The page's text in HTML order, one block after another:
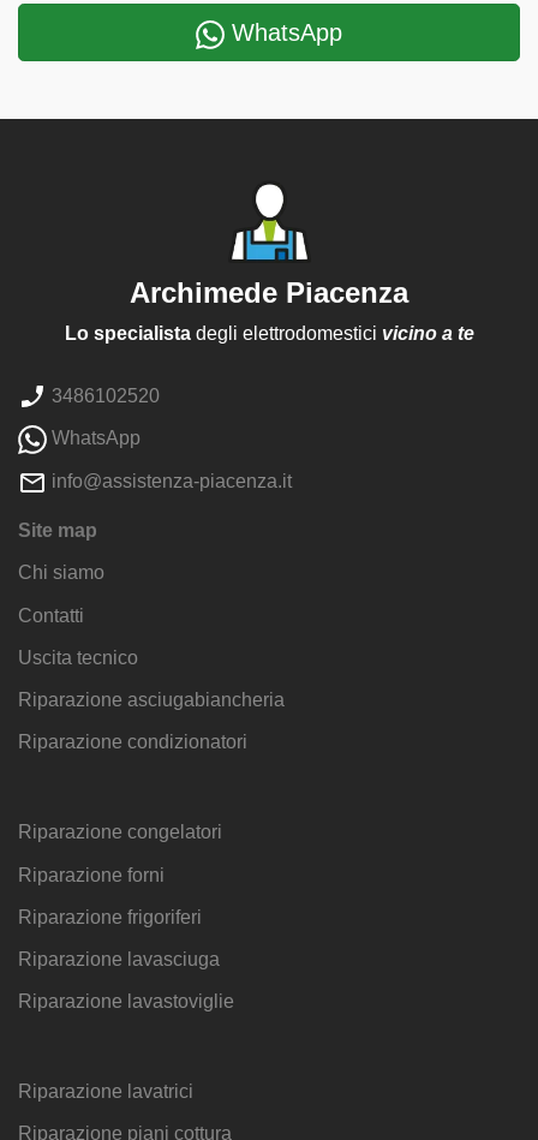
WhatsApp
Archimede Piacenza
Lo specialistadegli elettrodomestici vicino a te
3486102520
WhatsApp
info@assistenza-piacenza.it
Site map
Chi siamo
Contatti
Uscita tecnico
Riparazione asciugabiancheria
Riparazione condizionatori
Riparazione congelatori
Riparazione forni
Riparazione frigoriferi
Riparazione lavasciuga
Riparazione lavastoviglie
Riparazione lavatrici
Riparazione piani cottura